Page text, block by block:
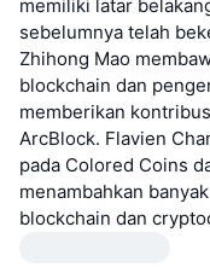
memiliki latar
sebelumnya telah
Zhihong Mao
blockchain dan
memberikan
ArcBlock. Flavien
pada Colored Coins
menambahkan
blockchain dan